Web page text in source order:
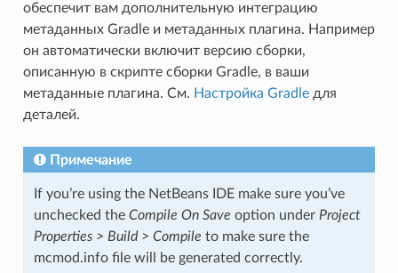
обеспечит вам дополнительную интеграцию
метаданных Gradle и метаданных плагина. Например
он автоматически включит версию сборки,
описанную в скрипте сборки Gradle, в ваши
метаданные плагина. См. Настройка Gradleдля
деталей.
Примечание
If you’re using the NetBeans IDE make sure you’ve
unchecked the Compile On Save option under Project
Properties > Build > Compile to make sure the
mcmod.info file will be generated correctly.